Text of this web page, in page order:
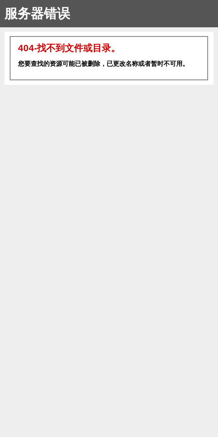
服务器错误
404-找不到文件或目录。
您要查找的资源可能已被删除，已更改名称或者暂时不可用。